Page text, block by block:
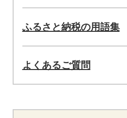
ふるさと納税の用語集
よくあるご質問